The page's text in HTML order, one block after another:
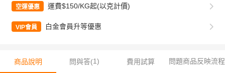
空運優惠 運費$150/KG起(以克計價)
VIP會員 白金會員升等優惠
商品說明 問與答(1) 費用試算 問題商品反映流程